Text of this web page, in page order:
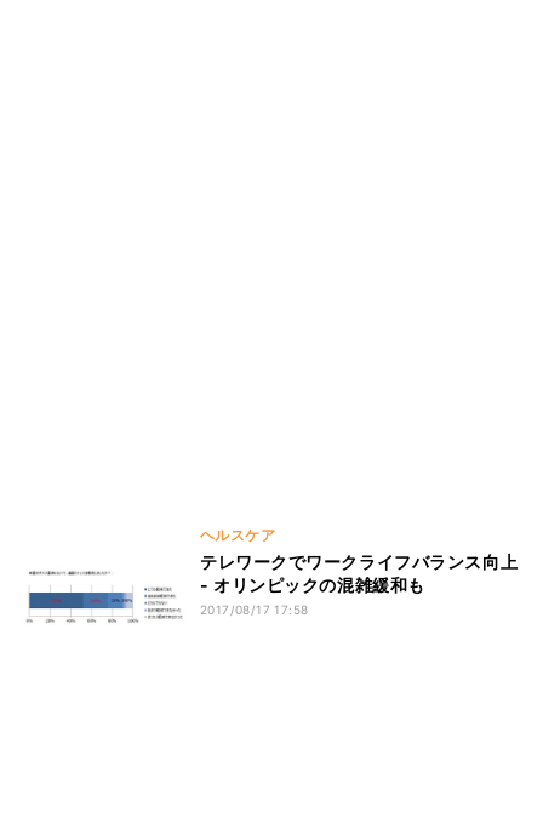
ヘルスケア
テレワークでワークライフバランス向上
- オリンピックの混雑緩和も
2017/08/17 17:58